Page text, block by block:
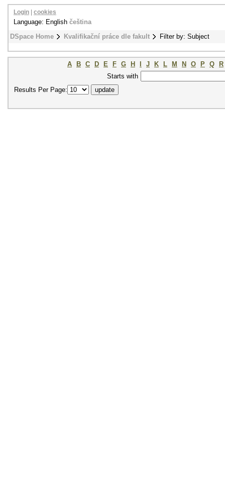
DSpace Home Kvalifikační práce dle fakult Filter by: Subject
Login cookies
Language: English čeština
A B C D E F G H J K L M N O P Q
R
Starts with
Results Per Page: